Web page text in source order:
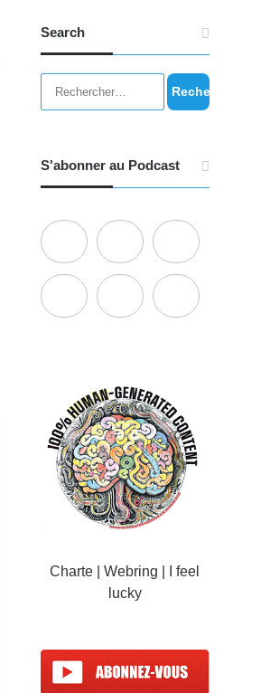
Search
Rechercher :
S'abonner au Podcast
Charte |Webring
I feel
lucky